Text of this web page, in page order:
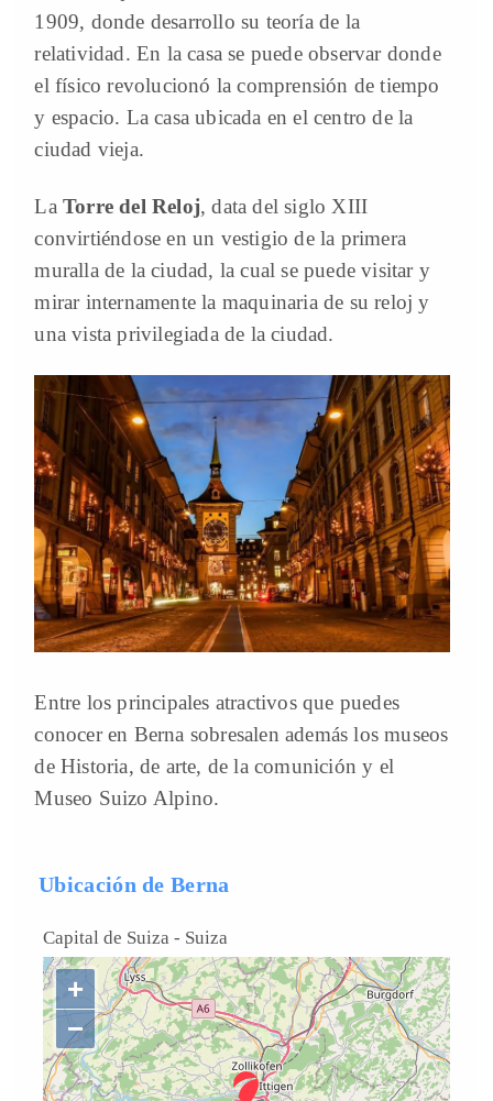
1909, donde desarrollo su teoría de la
relatividad. En la casa se puede observar donde
el físico revolucionó la comprensión de tiempo
y espacio. La casa ubicada en el centro de la
ciudad vieja.
La Torre del Reloj, data del siglo XIII
convirtiéndose en un vestigio de la primera
muralla de la ciudad, la cual se puede visitar y
mirar internamente la maquinaria de su reloj y
una vista privilegiada de la ciudad.
Entre los principales atractivos que puedes
conocer en Berna sobresalen además los museos
de Historia, de arte, de la comunición y el
Museo Suizo Alpino.
Ubicación de Berna
Capital de Suiza - Suiza
+
−